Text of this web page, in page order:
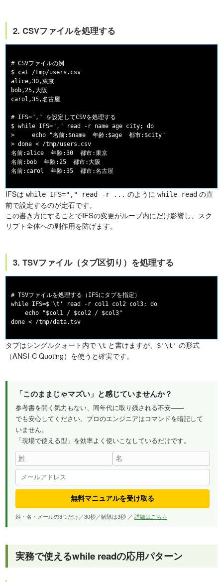
2. CSVファイルを処理する
# CSVファイルの例
$ cat /tmp/users.csv
alice,30,東京
bob,25,大阪
carol,35,名古屋
# IFS="," を設定してCSVを処理する
$ while IFS="," read -r name age city; do
>     echo "名前:$name  年齢:$age  都市:$city"
> done < /tmp/users.csv
名前:alice  年齢:30  都市:東京
名前:bob  年齢:25  都市:大阪
IFSはwhile IFS="," read -r ... のようにwhile read の直
前で設定するのが定石です。
この書き方にすることでIFSの変更がループ内にだけ影響し、スク
リプト全体への副作用を防げます。
3. TSVファイル（タブ区切り）を処理する
# TSVファイルを処理する（IFSにタブを指定）
while IFS=$'\t' read -r col1 col2 col3; do
    echo "$col1 / $col2 / $col3"
タブはシングルクォート内で \t と書けますが、 $'\t' の形式
（ANSI-C Quoting）を使うと確実です。
「このままじゃマズい」と感じていませんか？
参考書を開く気力もない、同年代に取り残される不安——
でも安心してください。プロのエンジニアはコマンドを暗記して
いません。
「現場で使える型」を効率よく使いこなしているだけです。
無料マニュアルを受け取る
姓・名・メールの3つだけ／30秒／解除は3秒 ／詳細はこちら
実務で使えるwhile readの応用パターン